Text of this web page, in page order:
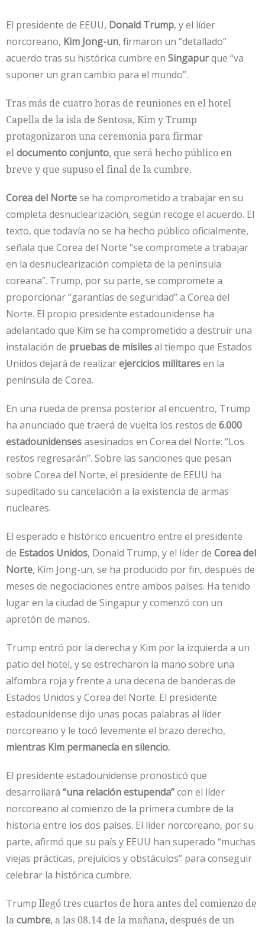
El presidente de EEUU, Donald Trump, y el líder
norcoreano, Kim Jong-un, firmaron un “detallado”
acuerdo tras su histórica cumbre en Singapurque “va
suponer un gran cambio para el mundo”.
Tras más de cuatro horas de reuniones en el hotel
Capella de la isla de Sentosa, Kim y Trump
protagonizaron una ceremonia para firmar
eldocumento conjunto, que será hecho público en
breve y que supuso el final de la cumbre.
Corea del Nortese ha comprometido a trabajar en su
completa desnuclearización, según recoge el acuerdo. El
texto, que todavía no se ha hecho público oficialmente,
señala que Corea del Norte “se compromete a trabajar
en la desnuclearización completa de la península
coreana”. Trump, por su parte, se compromete a
proporcionar “garantías de seguridad” a Corea del
Norte. El propio presidente estadounidense ha
adelantado que Kim se ha comprometido a destruir una
instalación de pruebas de misilesal tiempo que Estados
Unidos dejará de realizarejercicios militaresen la
península de Corea.
En una rueda de prensa posterior al encuentro, Trump
ha anunciado que traerá de vuelta los restos de 6.000
estadounidensesasesinados en Corea del Norte: “Los
restos regresarán”. Sobre las sanciones que pesan
sobre Corea del Norte, el presidente de EEUU ha
supeditado su cancelación a la existencia de armas
nucleares.
El esperado e histórico encuentro entre el presidente
de Estados Unidos, Donald Trump, y el líder de Corea del
Norte, Kim Jong-un, se ha producido por fin, después de
meses de negociaciones entre ambos países. Ha tenido
lugar en la ciudad de Singapur y comenzó con un
apretón de manos.
Trump entró por la derecha y Kim por la izquierda a un
patio del hotel, y se estrecharon la mano sobre una
alfombra roja y frente a una decena de banderas de
Estados Unidos y Corea del Norte. El presidente
estadounidense dijo unas pocas palabras al líder
norcoreano y le tocó levemente el brazo derecho,
mientras Kim permanecía en silencio.
El presidente estadounidense pronosticó que
desarrollará “una relación estupenda”con el líder
norcoreano al comienzo de la primera cumbre de la
historia entre los dos países. El líder norcoreano, por su
parte, afirmó que su país y EEUU han superado “muchas
viejas prácticas, prejuicios y obstáculos” para conseguir
celebrar la histórica cumbre.
Trump llegó tres cuartos de hora antes del comienzo de
lacumbre, a las 08.14 de la mañana, después de un